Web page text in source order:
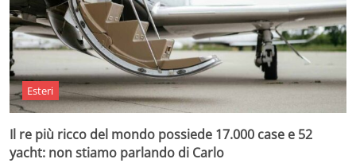
Esteri
Il re più ricco del mondo possiede 17.000 case e 52
yacht: non stiamo parlando di Carlo